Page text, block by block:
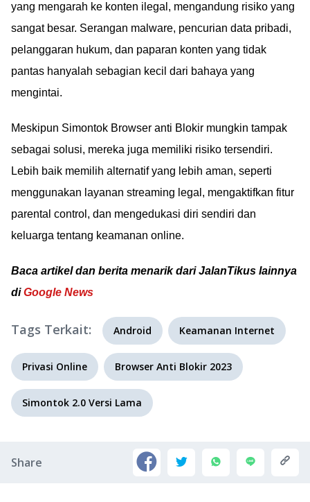
yang mengarah ke konten ilegal, mengandung risiko yang
sangat besar. Serangan malware, pencurian data pribadi,
pelanggaran hukum, dan paparan konten yang tidak
pantas hanyalah sebagian kecil dari bahaya yang
mengintai.
Meskipun Simontok Browser anti Blokir mungkin tampak
sebagai solusi, mereka juga memiliki risiko tersendiri.
Lebih baik memilih alternatif yang lebih aman, seperti
menggunakan layanan streaming legal, mengaktifkan fitur
parental control, dan mengedukasi diri sendiri dan
keluarga tentang keamanan online.
Baca artikel dan berita menarik dari JalanTikus lainnya
diGoogle News
Tags Terkait: Android Keamanan Internet
Privasi Online Browser Anti Blokir 2023
Simontok 2.0 Versi Lama
Share